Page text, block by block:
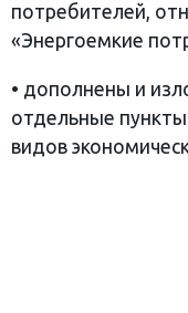
потребителей,
«Энергоемкие
• дополнены и
отдельные
видов